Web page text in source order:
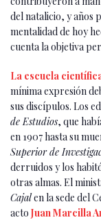
del natalicio, y años
mentalidad de hoy
cuenta la objetiva
La escuela
mínima expresión
sus discípulos. Los
de Estudios, que
en 1907 hasta su
Superior de
derruidos y los
otras almas. El
Cajalen la sede del
acto Juan Marcilla